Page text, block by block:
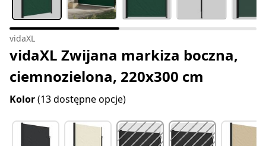
vidaXL
vidaXL Zwijana markiza boczna,
ciemnozielona, 220x300 cm
Kolor(13 dostępne opcje)